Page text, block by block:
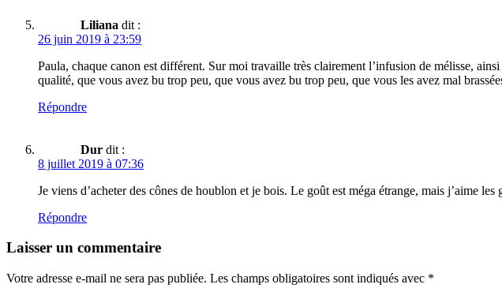
Liliana dit :
26 juin 2019 à 23:59
Paula, chaque canon est différent. Sur moi travaille très clairement l’infusion de mélisse,
qualité, que vous avez bu trop peu, que vous avez bu trop peu, que vous les avez mal
Répondre
Dur dit :
8 juillet 2019 à 07:36
Je viens d’acheter des cônes de houblon et je bois. Le goût est méga étrange, mais j’aime
Répondre
Laisser un commentaire
Votre adresse e-mail ne sera pas publiée. Les champs obligatoires sont indiqués avec *